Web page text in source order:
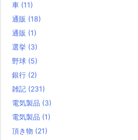
車 (11)
通販 (18)
通販 (1)
選挙 (3)
野球 (5)
銀行 (2)
雑記 (231)
電気製品 (3)
電気製品 (1)
頂き物 (21)